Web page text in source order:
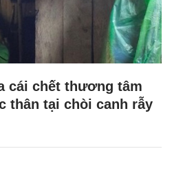
cái chết thương tâm
thân tại chòi canh rẫy